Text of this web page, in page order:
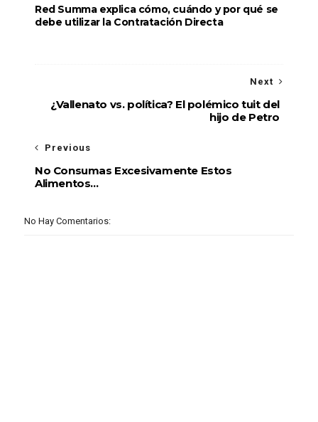
Red Summa explica cómo, cuándo y por qué se
debe utilizar la Contratación Directa
Next
¿Vallenato vs. política? El polémico tuit del
hijo de Petro
Previous
No Consumas Excesivamente Estos
Alimentos...
No Hay Comentarios: